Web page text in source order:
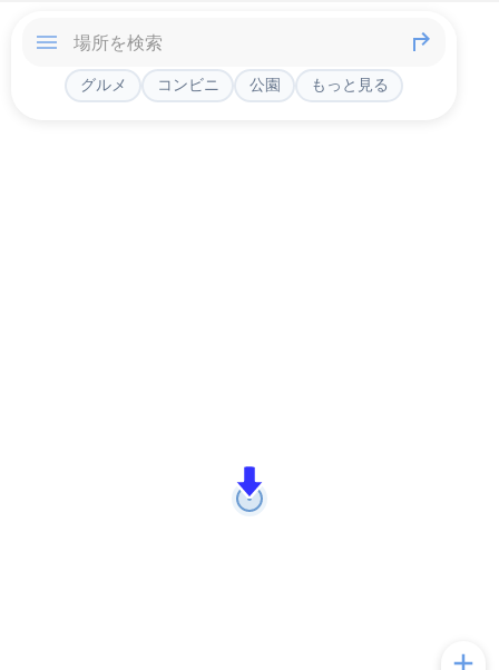
グルメ コンビニ 公園 もっと見る